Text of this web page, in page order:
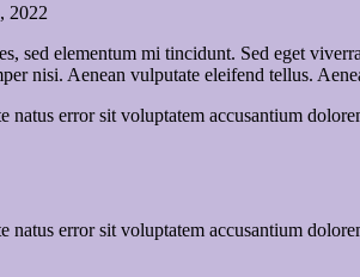
2022
sed elementum mi tincidunt. Sed eget
nisi. Aenean vulputate eleifend tellus.
natus error sit voluptatem accusantium
natus error sit voluptatem accusantium